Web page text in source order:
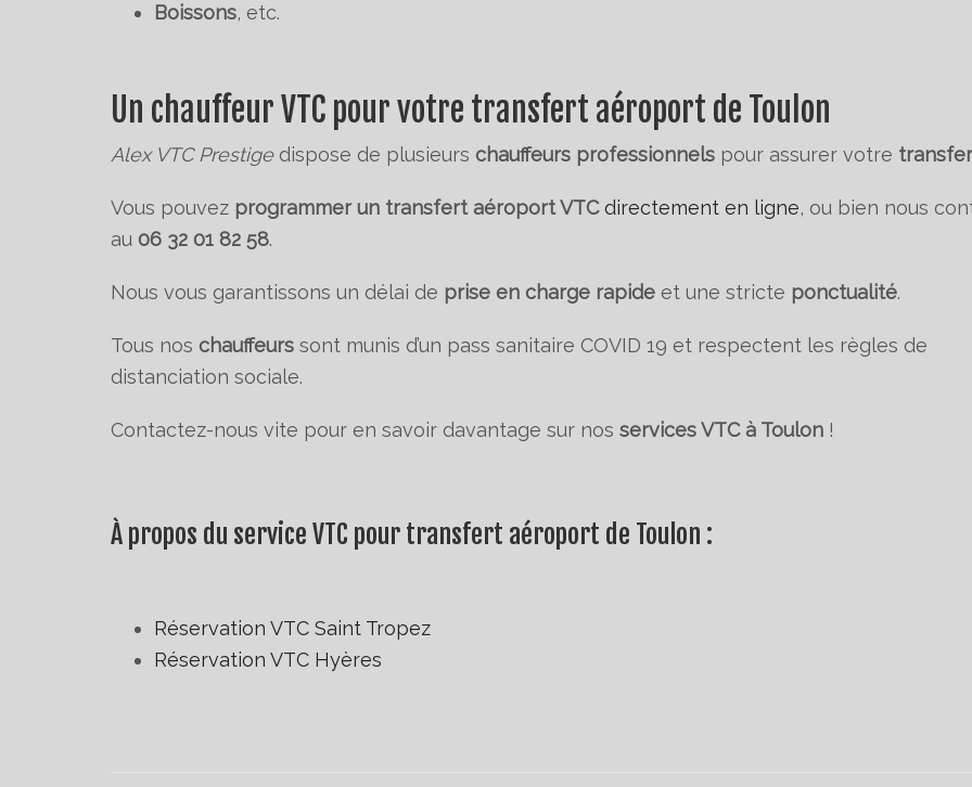
Boissons, etc.
Un chauffeur VTC pour votre transfert aéroport de Toulon
Alex VTC Prestigedispose de plusieurs chauffeurs professionnels pour assurer votre
Vous pouvez programmer un transfert aéroport VTC directement en ligne, ou bien nous
au 06 32 01 82 58.
Nous vous garantissons un délai de prise en charge rapide et une stricte ponctualité.
Tous nos chauffeurs sont munis d’un pass sanitaire COVID 19 et respectent les règles de
distanciation sociale.
Contactez-nous vite pour en savoir davantage sur nos services VTC à Toulon !
À propos du service VTC pour transfert aéroport de Toulon :
Réservation VTC Saint Tropez
Réservation VTC Hyères